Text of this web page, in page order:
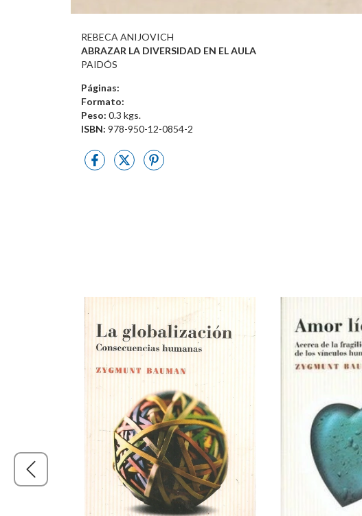
REBECA ANIJOVICH
ABRAZAR LA DIVERSIDAD EN EL AULA
PAIDÓS
Páginas:
Formato:
Peso: 0.3 kgs.
ISBN: 978-950-12-0854-2